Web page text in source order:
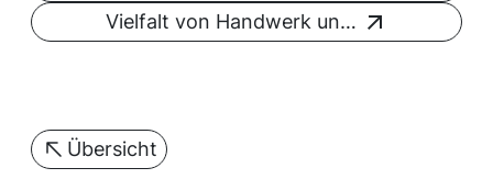
Vielfalt von Handwerk un…
Übersicht